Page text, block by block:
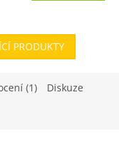
PRODUKTY
(1) Diskuze